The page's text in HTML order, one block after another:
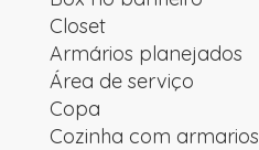
Closet
Armários planejados
Área de serviço
Copa
Cozinha com armarios